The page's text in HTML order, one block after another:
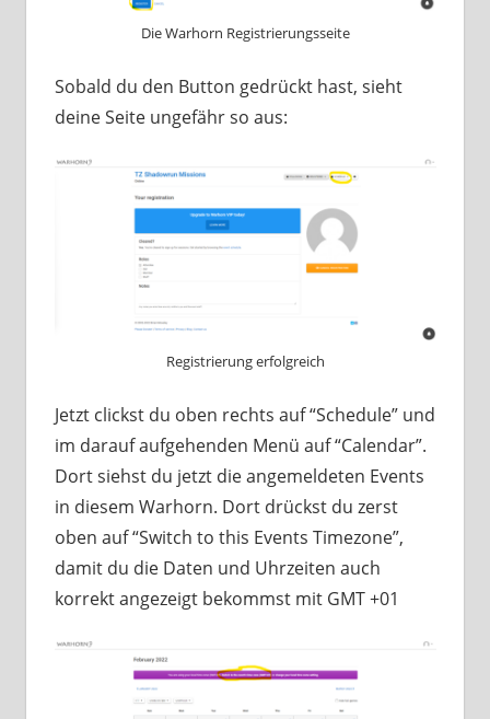
Die Warhorn Registrierungsseite
Sobald du den Button gedrückt hast, sieht
deine Seite ungefähr so aus:
Registrierung erfolgreich
Jetzt clickst du oben rechts auf “Schedule” und
im darauf aufgehenden Menü auf “Calendar”.
Dort siehst du jetzt die angemeldeten Events
in diesem Warhorn. Dort drückst du zerst
oben auf “Switch to this Events Timezone”,
damit du die Daten und Uhrzeiten auch
korrekt angezeigt bekommst mit GMT +01